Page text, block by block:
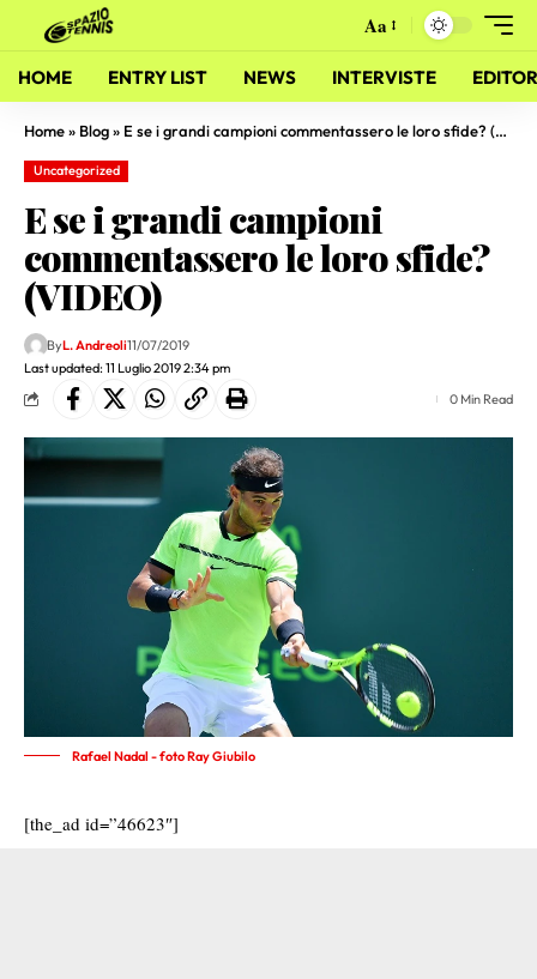
Aa
HOME ENTRY LIST NEWS INTERVISTE
Home» Blog» E se i grandi campioni commentassero le loro sfide? (VIDEO)
Uncategorized
E se i grandi campioni
commentassero le loro sfide?
(VIDEO)
Last updated: 11 Luglio 2019 2:34 pm
ByL. Andreoli11/07/2019
0 Min Read
Rafael Nadal - foto Ray Giubilo
[the_ad id=”46623″]